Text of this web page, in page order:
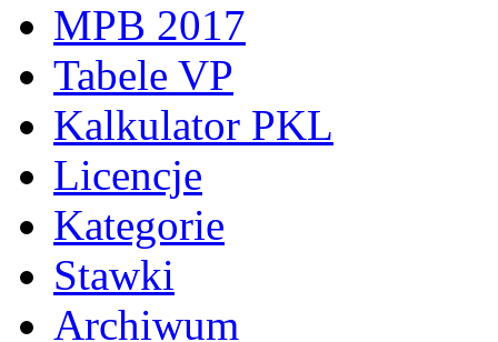
MPB 2017
Tabele VP
Kalkulator PKL
Licencje
Kategorie
Stawki
Archiwum